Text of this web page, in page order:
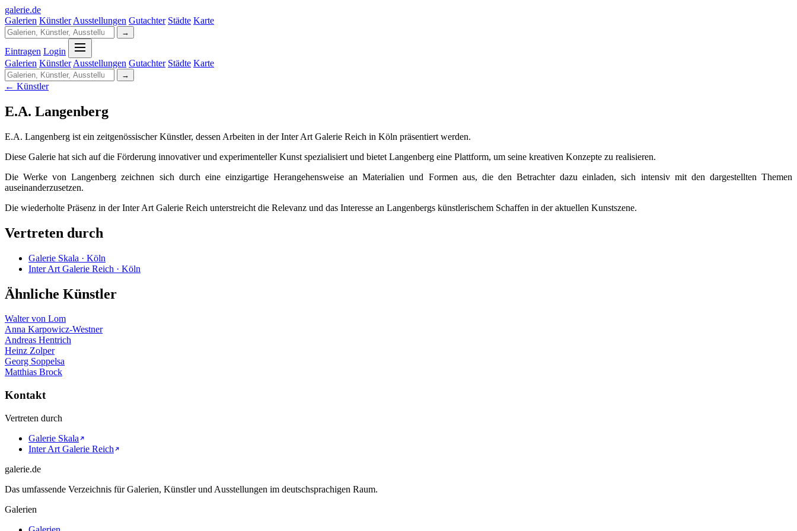
galerie.de
Galerien Künstler Ausstellungen Gutachter Städte Karte
→
Eintragen Login
Galerien Künstler Ausstellungen Gutachter Städte Karte
→
← Künstler
E.A. Langenberg
E.A. Langenberg ist ein zeitgenössischer Künstler, dessen Arbeiten in der Inter Art Galerie Reich in Köln präsentiert werden.
Diese Galerie hat sich auf die Förderung innovativer und experimenteller Kunst spezialisiert und bietet Langenberg eine Plattform, um seine kreativen Konzepte zu realisieren.
Die Werke von Langenberg zeichnen sich durch eine einzigartige Herangehensweise an Materialien und Formen aus, die den Betrachter dazu einladen, sich intensiv mit den dargestellten Themen
auseinanderzusetzen.
Die wiederholte Präsenz in der Inter Art Galerie Reich unterstreicht die Relevanz und das Interesse an Langenbergs künstlerischem Schaffen in der aktuellen Kunstszene.
Vertreten durch
Galerie Skala · Köln
Inter Art Galerie Reich · Köln
Ähnliche Künstler
Walter von Lom
Anna Karpowicz-Westner
Andreas Hentrich
Heinz Zolper
Georg Soppelsa
Matthias Brock
Kontakt
Vertreten durch
Galerie Skala
Inter Art Galerie Reich
galerie.de
Das umfassende Verzeichnis für Galerien, Künstler und Ausstellungen im deutschsprachigen Raum.
Galerien